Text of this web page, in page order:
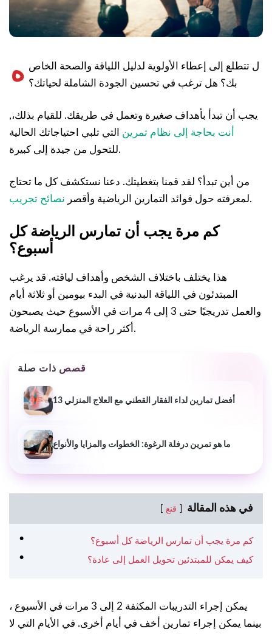
ه ل تتطلع إلى إعطاء الأولوية لدليل اللياقة والصحة الخاص
بك؟ هل ترغب في تحسين الجودة الشاملة لحياتك؟
يجب أن تبدأ بأهداف صغيرة وتعمل في طريقك. للقيام بذلك،,
أنت بحاجة إلى نظام تمرين التي تلبي احتياجاتك الحالية
للتحول من جيدة إلى كبيرة.
من أين تبدأ؟ لقد قمنا بتغطيتك. دعنا نستكشف كل ما تحتاج
لمعرفته حول فوائد التمارين الرياضية وأقصر نصائح تجريب .
كم مرة يجب أن تمارس الرياضة كل
أسبوع؟
هذا يختلف باختلاف الشخص وأهداف لياقته. قد يرغب
المبتدئون في اللياقة البدنية في البدء بيومين أو ثلاثة أيام
والعمل تدريجيًا حتى 3 إلى 4 مرات في الأسبوع حيث يصبحون
أكثر راحة في ممارسة الرياضة.
قصص ذات صلة
13 أفضل تمارين لداء الفقار القطني مع العلاج المنزلي
ما هو تمرين درفلة الرغوة: الخطوات والمزايا والأنواع
في هذه المقالة قنع
كم مرة يجب أن تمارس الرياضة كل أسبوع؟
كيف يمكن للمبتدئين تحويل العمل إلى عادة؟
يمكن إجراء التدريبات المكثفة 2 إلى 3 مرات في الأسبوع ،
بينما يمكن إجراء تمارين أخف في أيام أخرى. في الأيام التي لا